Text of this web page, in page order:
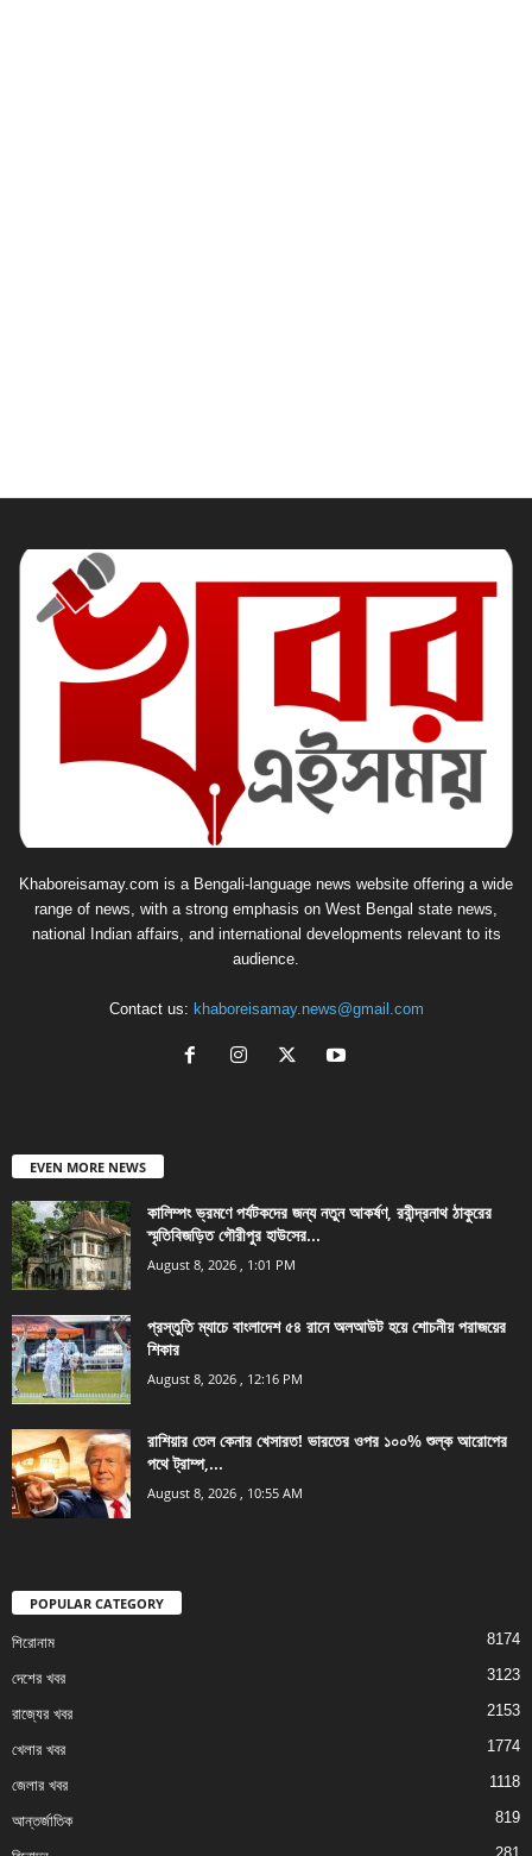
Khaboreisamay.com is a Bengali-language news website offering a wide
range of news, with a strong emphasis on West Bengal state news,
national Indian affairs, and international developments relevant to its
audience.
Contact us: khaboreisamay.news@gmail.com
EVEN MORE NEWS
কালিম্পং ভ্রমণে পর্যটকদের জন্য নতুন আকর্ষণ, রবীন্দ্রনাথ ঠাকুরের
স্মৃতিবিজড়িত গৌরীপুর হাউসের...
August 8, 2026 , 1:01 PM
প্রস্তুতি ম্যাচে বাংলাদেশ ৫৪ রানে অলআউট হয়ে শোচনীয় পরাজয়ের
শিকার
August 8, 2026 , 12:16 PM
রাশিয়ার তেল কেনার খেসারত! ভারতের ওপর ১০০% শুল্ক আরোপের
পথে ট্রাম্প,...
August 8, 2026 , 10:55 AM
POPULAR CATEGORY
শিরোনাম 8174
দেশের খবর 3123
রাজ্যের খবর 2153
খেলার খবর 1774
জেলার খবর 1118
আন্তর্জাতিক 819